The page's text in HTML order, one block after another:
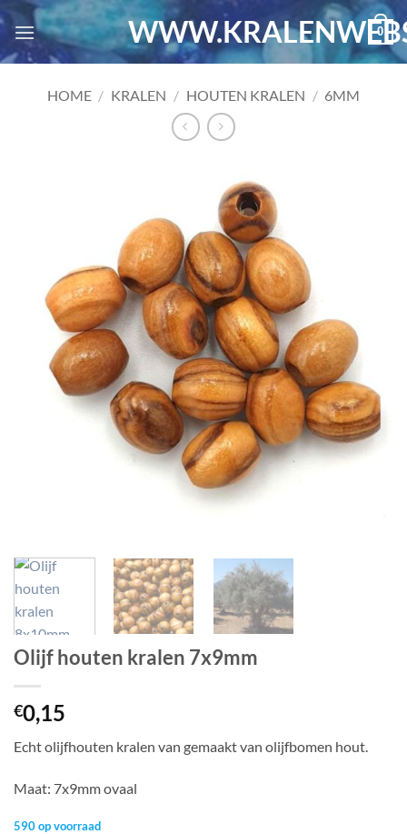
Ga
naar
inhoud
0
HOME / KRALEN / HOUTEN KRALEN / 6MM
Olijf houten kralen 7x9mm
€0,15
Echt olijfhouten kralen van gemaakt van olijfbomen hout.
Maat: 7x9mm ovaal
590 op voorraad